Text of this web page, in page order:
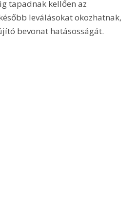
tapadnak kellően az
leválásokat okozhatnak,
bevonat hatásosságát.